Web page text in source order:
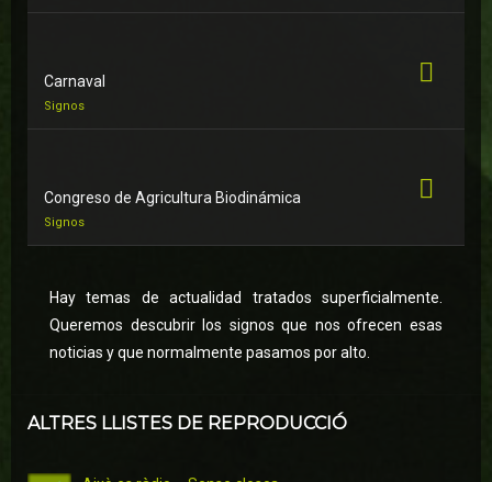
Carnaval
Signos
Congreso de Agricultura Biodinámica
Signos
Hay temas de actualidad tratados superficialmente.
Queremos descubrir los signos que nos ofrecen esas
noticias y que normalmente pasamos por alto.
ALTRES LLISTES DE REPRODUCCIÓ